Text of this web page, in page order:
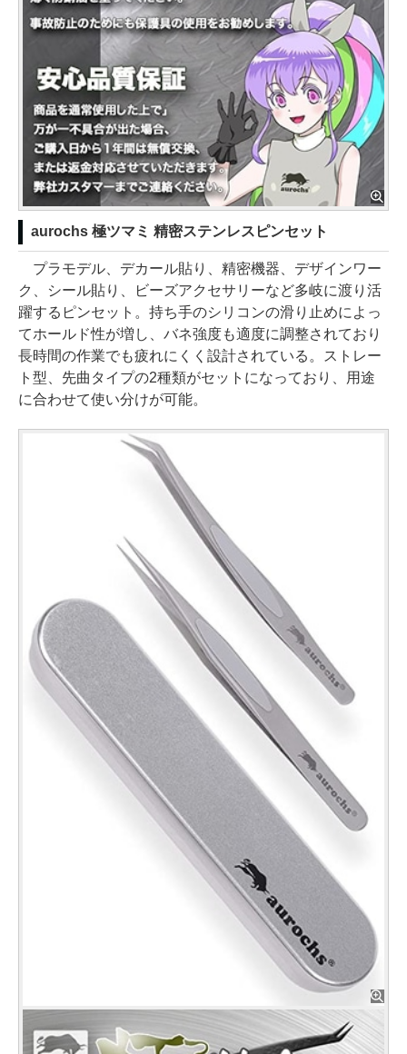
aurochs 極ツマミ 精密ステンレスピンセット
プラモデル、デカール貼り、精密機器、デザインワー
ク、シール貼り、ビーズアクセサリーなど多岐に渡り活
躍するピンセット。持ち手のシリコンの滑り止めによっ
てホールド性が増し、バネ強度も適度に調整されており
長時間の作業でも疲れにくく設計されている。ストレー
ト型、先曲タイプの2種類がセットになっており、用途
に合わせて使い分けが可能。